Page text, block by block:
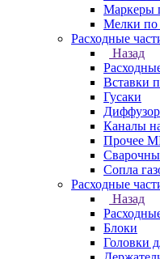
Маркеры
Мелки по
Расходные
Назад
Вставки
Гусаки
Каналы
Прочее
Сопла
Расходные
Назад
Блоки
Головки